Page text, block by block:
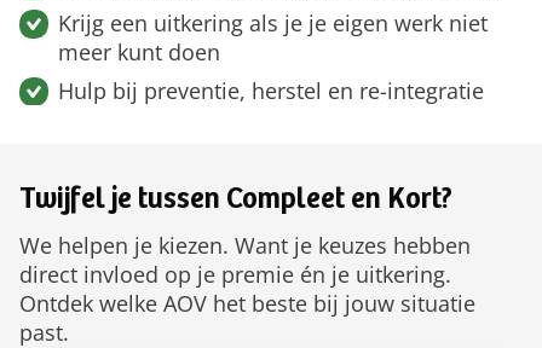
Krijg een uitkering als je je eigen werk niet
meer kunt doen
Hulp bij preventie, herstel en re-integratie
Twijfel je tussen Compleet en Kort?
We helpen je kiezen. Want je keuzes hebben
direct invloed op je premie én je uitkering.
Ontdek welke AOV het beste bij jouw situatie
past.